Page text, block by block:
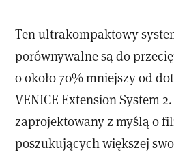
Ten ultrakompaktowy
porównywalne są do
o około 70% mniejszy od
VENICE Extension System 2.
zaprojektowany z myślą o
poszukujących większej